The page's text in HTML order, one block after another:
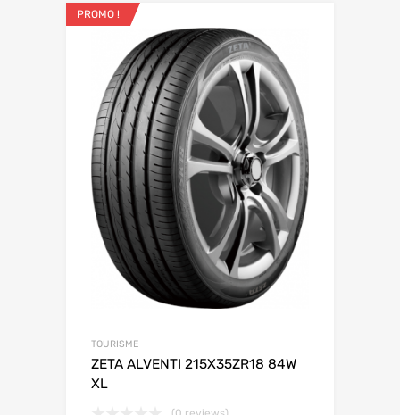
PROMO !
TOURISME
ZETA ALVENTI 215X35ZR18 84W
XL